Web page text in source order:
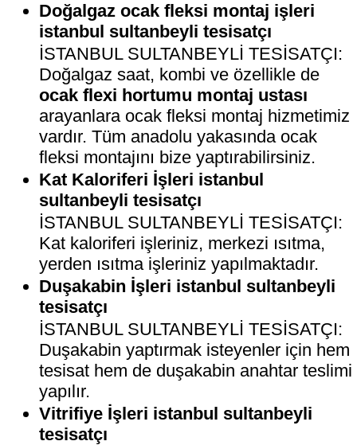
Doğalgaz ocak fleksi montaj işleri
istanbul sultanbeyli tesisatçı
İSTANBUL SULTANBEYLİ TESİSATÇI:
Doğalgaz saat, kombi ve özellikle de
ocak flexi hortumu montaj ustası
arayanlara ocak fleksi montaj hizmetimiz
vardır. Tüm anadolu yakasında ocak
fleksi montajını bize yaptırabilirsiniz.
Kat Kaloriferi İşleri istanbul
sultanbeyli tesisatçı
İSTANBUL SULTANBEYLİ TESİSATÇI:
Kat kaloriferi işleriniz, merkezi ısıtma,
yerden ısıtma işleriniz yapılmaktadır.
Duşakabin İşleri istanbul sultanbeyli
tesisatçı
İSTANBUL SULTANBEYLİ TESİSATÇI:
Duşakabin yaptırmak isteyenler için hem
tesisat hem de duşakabin anahtar teslimi
yapılır.
Vitrifiye İşleri istanbul sultanbeyli
tesisatçı